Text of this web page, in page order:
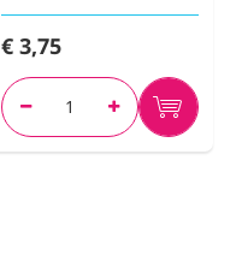
€ 3,75